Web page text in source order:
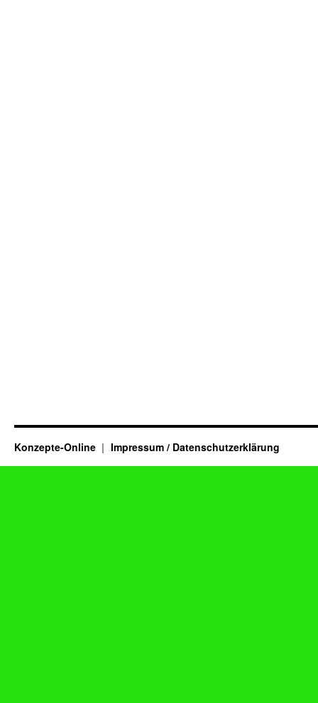
Konzepte-Online Impressum / Datenschutzerklärung